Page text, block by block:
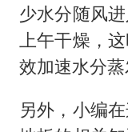
少水分随风
上午干燥，
效加速水分蒸
另外，小编